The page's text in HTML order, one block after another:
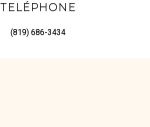
TELÉPHONE
(819) 686-3434